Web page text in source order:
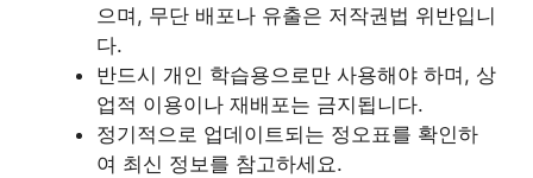
으며, 무단 배포나 유출은 저작권법 위반입니
다.
반드시 개인 학습용으로만 사용해야 하며, 상
업적 이용이나 재배포는 금지됩니다.
정기적으로 업데이트되는 정오표를 확인하
여 최신 정보를 참고하세요.